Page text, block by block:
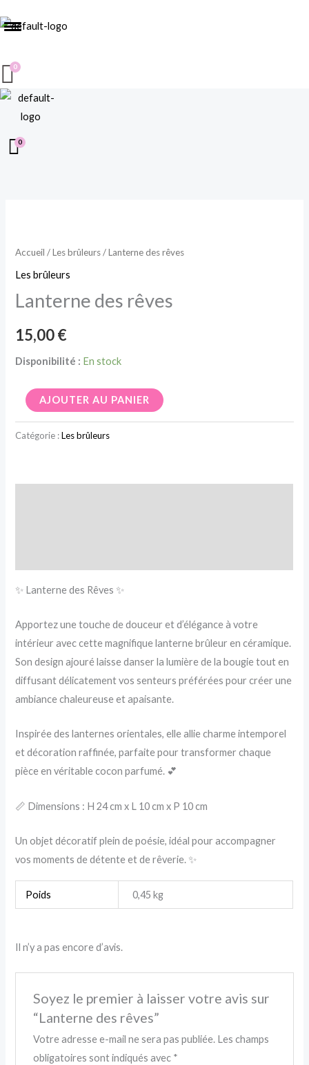
au
Accueil /Les brûleurs/ Lanterne des rêves
Les brûleurs
Lanterne des rêves
15,00€
Disponibilité : En stock
Lanterne
des
AJOUTER AU PANIER
Catégorie :Les brûleurs
✨ Lanterne des Rêves ✨
Apportez une touche de douceur et d’élégance à votre
intérieur avec cette magnifique lanterne brûleur en céramique.
Son design ajouré laisse danser la lumière de la bougie tout en
diffusant délicatement vos senteurs préférées pour créer une
ambiance chaleureuse et apaisante.
Inspirée des lanternes orientales, elle allie charme intemporel
et décoration raffinée, parfaite pour transformer chaque
pièce en véritable cocon parfumé. 💕
📏 Dimensions : H 24 cm x L 10 cm x P 10 cm
Un objet décoratif plein de poésie, idéal pour accompagner
vos moments de détente et de rêverie. ✨
Poids 0,45 kg
Il n’y a pas encore d’avis.
Soyez le premier à laisser votre avis sur
“Lanterne des rêves”
Votre adresse e-mail ne sera pas publiée. Les champs
obligatoires sont indiqués avec *